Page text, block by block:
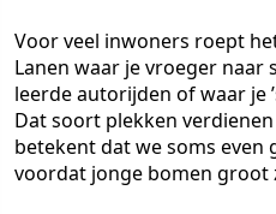
Voor veel inwoners roept
Lanen waar je vroeger naar
leerde autorijden of waar je
Dat soort plekken
betekent dat we soms even
voordat jonge bomen groot